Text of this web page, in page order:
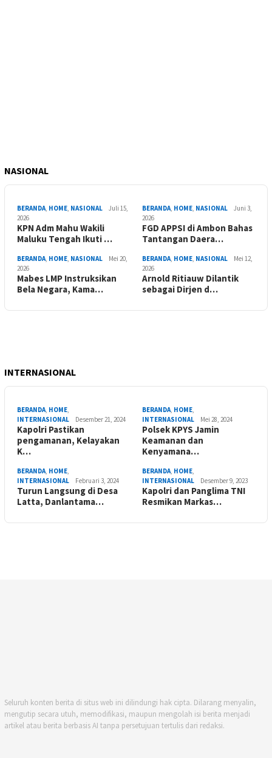
NASIONAL
BERANDA HOME NASIONAL
Juli 15,
2026
KPN Adm Mahu Wakili
Maluku Tengah Ikuti …
BERANDA HOME NASIONAL
Juni 3,
2026
FGD APPSI di Ambon Bahas
Tantangan Daera…
BERANDA HOME NASIONAL
Mei 20,
2026
Mabes LMP Instruksikan
Bela Negara, Kama…
BERANDA HOME NASIONAL
Mei 12,
2026
Arnold Ritiauw Dilantik
sebagai Dirjen d…
INTERNASIONAL
BERANDA HOME
INTERNASIONAL
Desember 21, 2024
Kapolri Pastikan
pengamanan, Kelayakan
K…
BERANDA HOME
INTERNASIONAL
Mei 28, 2024
Polsek KPYS Jamin
Keamanan dan
Kenyamana…
BERANDA HOME
INTERNASIONAL
Februari 3, 2024
Turun Langsung di Desa
Latta, Danlantama…
BERANDA HOME
INTERNASIONAL
Desember 9, 2023
Kapolri dan Panglima TNI
Resmikan Markas…
Seluruh konten berita di situs web ini dilindungi hak cipta. Dilarang menyalin,
mengutip secara utuh, memodifikasi, maupun mengolah isi berita menjadi
artikel atau berita berbasis AI tanpa persetujuan tertulis dari redaksi.